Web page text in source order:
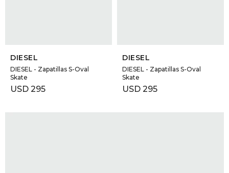
DIESEL
DIESEL - Zapatillas S-Oval
Skate
USD 295
DIESEL
DIESEL - Zapatillas S-Oval
Skate
USD 295